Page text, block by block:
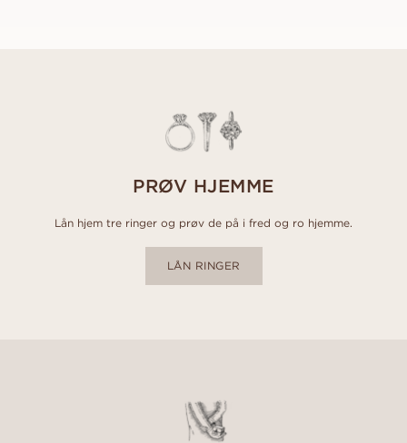
PRØV HJEMME
Lån hjem tre ringer og prøv de på i fred og ro hjemme.
LÅN RINGER